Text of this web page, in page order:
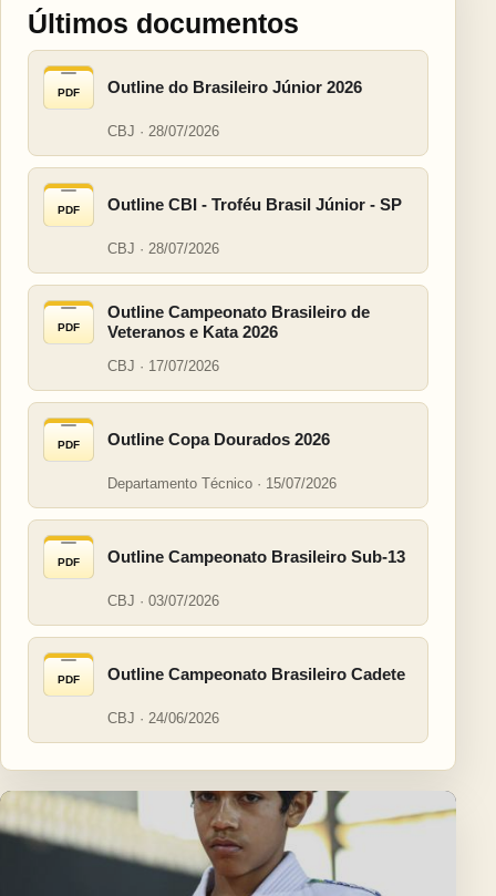
Últimos documentos
PDF Outline do Brasileiro Júnior 2026
CBJ · 28/07/2026
PDF Outline CBI - Troféu Brasil Júnior - SP
CBJ · 28/07/2026
PDF
Outline Campeonato Brasileiro de
Veteranos e Kata 2026
CBJ · 17/07/2026
PDF Outline Copa Dourados 2026
Departamento Técnico · 15/07/2026
PDF Outline Campeonato Brasileiro Sub-13
CBJ · 03/07/2026
PDF Outline Campeonato Brasileiro Cadete
CBJ · 24/06/2026